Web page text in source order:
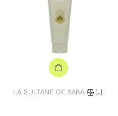
LA SULTANE DE SABA
Вход
Номер телефона